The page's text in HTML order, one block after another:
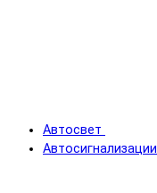
Автосвет
Автосигнализации